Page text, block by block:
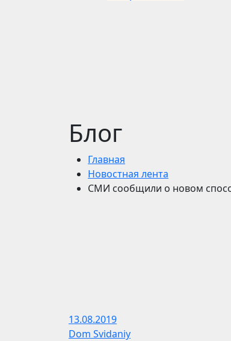
Блог
Главная
Новостная лента
СМИ сообщили о новом
13.08.2019
Dom Svidaniy